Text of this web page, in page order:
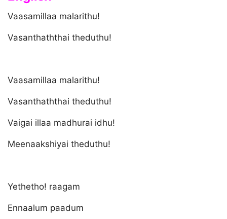
Vaasamillaa malarithu!
Vasanthaththai theduthu!
Vaasamillaa malarithu!
Vasanthaththai theduthu!
Vaigai illaa madhurai idhu!
Meenaakshiyai theduthu!
Yethetho! raagam
Ennaalum paadum